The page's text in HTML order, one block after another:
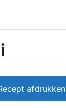
afdrukken